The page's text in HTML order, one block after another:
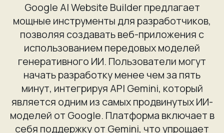
Google AI Website Builder предлагает
мощные инструменты для разработчиков,
позволяя создавать веб-приложения с
использованием передовых моделей
генеративного ИИ. Пользователи могут
начать разработку менее чем за пять
минут, интегрируя API Gemini, который
является одним из самых продвинутых ИИ-
моделей от Google. Платформа включает в
себя поддержку от Gemini, что упрощает